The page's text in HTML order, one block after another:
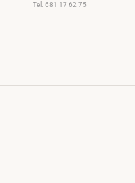
Tel. 681 17 62 75